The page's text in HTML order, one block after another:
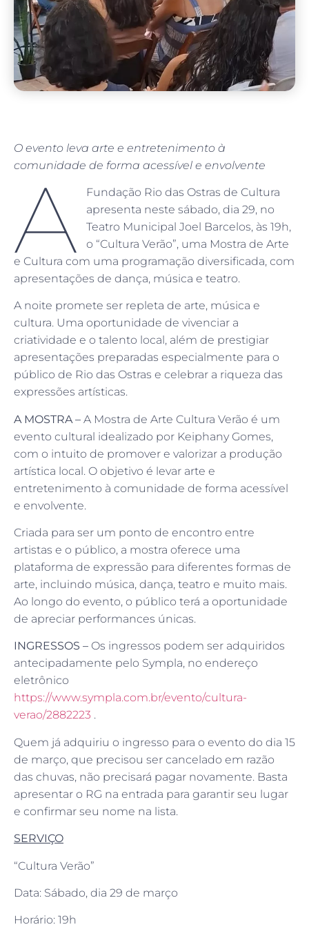
O evento leva arte e entretenimento à
comunidade de forma acessível e envolvente
A
Fundação Rio das Ostras de Cultura
apresenta neste sábado, dia 29, no
Teatro Municipal Joel Barcelos, às 19h,
o “Cultura Verão”, uma Mostra de Arte
e Cultura com uma programação diversificada, com
apresentações de dança, música e teatro.
A noite promete ser repleta de arte, música e
cultura. Uma oportunidade de vivenciar a
criatividade e o talento local, além de prestigiar
apresentações preparadas especialmente para o
público de Rio das Ostras e celebrar a riqueza das
expressões artísticas.
A MOSTRA – A Mostra de Arte Cultura Verão é um
evento cultural idealizado por Keiphany Gomes,
com o intuito de promover e valorizar a produção
artística local. O objetivo é levar arte e
entretenimento à comunidade de forma acessível
e envolvente.
Criada para ser um ponto de encontro entre
artistas e o público, a mostra oferece uma
plataforma de expressão para diferentes formas de
arte, incluindo música, dança, teatro e muito mais.
Ao longo do evento, o público terá a oportunidade
de apreciar performances únicas.
INGRESSOS – Os ingressos podem ser adquiridos
antecipadamente pelo Sympla, no endereço
eletrônico
https://www.sympla.com.br/evento/cultura-
verao/2882223 .
Quem já adquiriu o ingresso para o evento do dia 15
de março, que precisou ser cancelado em razão
das chuvas, não precisará pagar novamente. Basta
apresentar o RG na entrada para garantir seu lugar
e confirmar seu nome na lista.
SERVIÇO
“Cultura Verão”
Data: Sábado, dia 29 de março
Horário: 19h